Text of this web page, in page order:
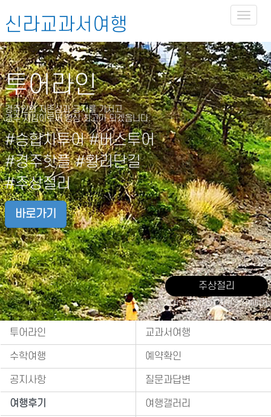
Toggle
신라교과서여행
투어라인
경주인의 자존심과 긍지를 가지고
경주 지킴이로써 항상 최고가 되겠읍니다.
#승합차투어 #버스투어
#경주핫플 #황리단길
#주상절리
바로가기
주상절리
출처 : 경주시 관광자원 영상이미지
투어라인 교과서여행
수학여행 예약확인
공지사항 질문과답변
여행후기 여행갤러리